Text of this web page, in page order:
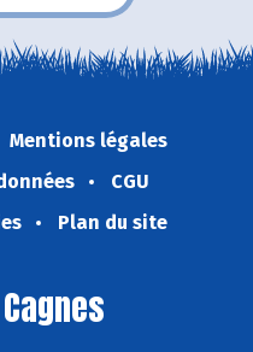
Mentions légales
CGU
Plan du site